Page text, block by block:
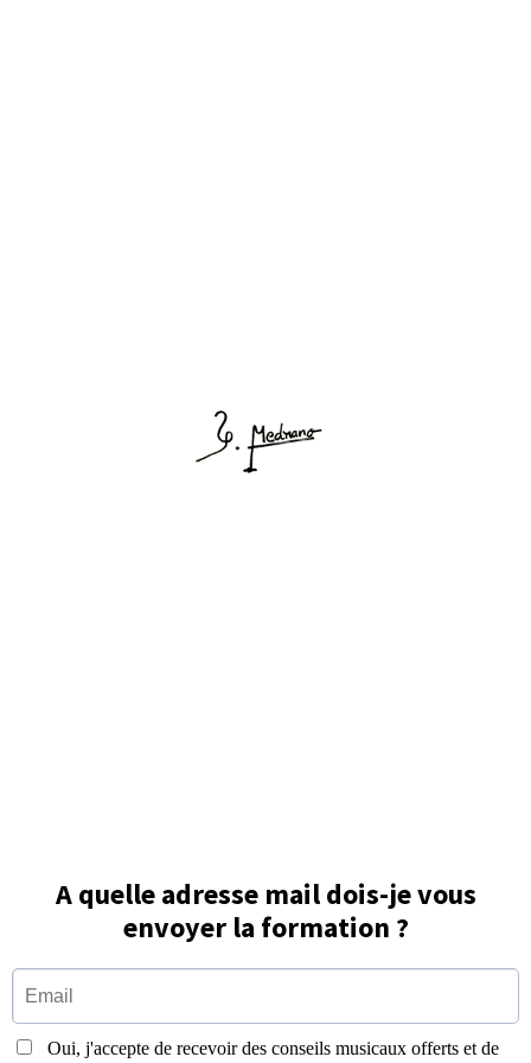
A quelle adresse mail dois-je vous
envoyer la formation ?
Oui, j'accepte de recevoir des conseils musicaux offerts et de